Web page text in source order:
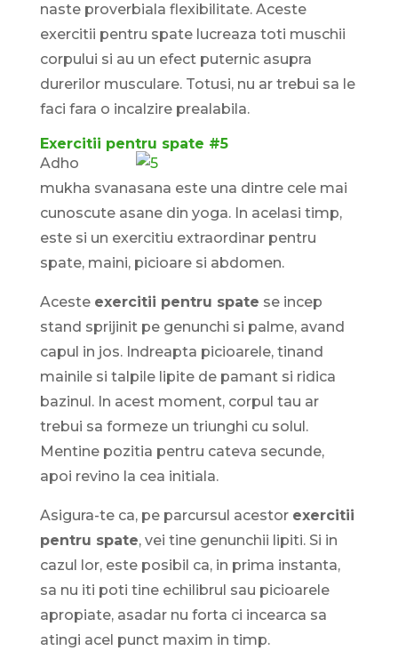
naste proverbiala flexibilitate. Aceste
exercitii pentru spate lucreaza toti muschii
corpului si au un efect puternic asupra
durerilor musculare. Totusi, nu ar trebui sa le
faci fara o incalzire prealabila.
Exercitii pentru spate #5
Adho
mukha svanasana este una dintre cele mai
cunoscute asane din yoga. In acelasi timp,
este si un exercitiu extraordinar pentru
spate, maini, picioare si abdomen.
Aceste exercitii pentru spate se incep
stand sprijinit pe genunchi si palme, avand
capul in jos. Indreapta picioarele, tinand
mainile si talpile lipite de pamant si ridica
bazinul. In acest moment, corpul tau ar
trebui sa formeze un triunghi cu solul.
Mentine pozitia pentru cateva secunde,
apoi revino la cea initiala.
Asigura-te ca, pe parcursul acestor exercitii
pentru spate, vei tine genunchii lipiti. Si in
cazul lor, este posibil ca, in prima instanta,
sa nu iti poti tine echilibrul sau picioarele
apropiate, asadar nu forta ci incearca sa
atingi acel punct maxim in timp.